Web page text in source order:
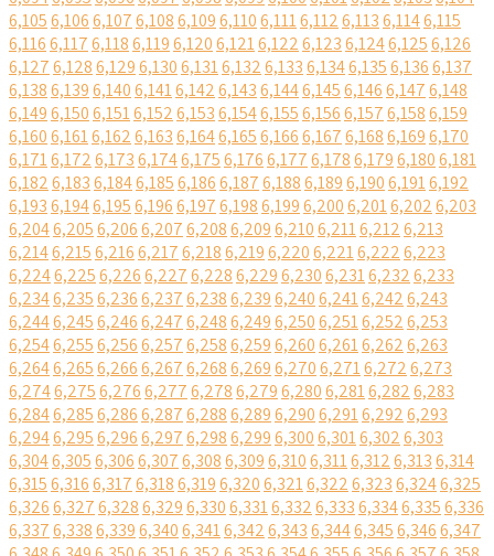
6,1056,1066,1076,1086,1096,1106,1116,1126,1136,1146,115
6,1166,1176,1186,1196,1206,1216,1226,1236,1246,1256,126
6,1276,1286,1296,1306,1316,1326,1336,1346,1356,1366,137
6,1386,1396,1406,1416,1426,1436,1446,1456,1466,1476,148
6,1496,1506,1516,1526,1536,1546,1556,1566,1576,1586,159
6,1606,1616,1626,1636,1646,1656,1666,1676,1686,1696,170
6,1716,1726,1736,1746,1756,1766,1776,1786,1796,1806,181
6,1826,1836,1846,1856,1866,1876,1886,1896,1906,1916,192
6,1936,1946,1956,1966,1976,1986,1996,2006,2016,2026,203
6,2046,2056,2066,2076,2086,2096,2106,2116,2126,213
6,2146,2156,2166,2176,2186,2196,2206,2216,2226,223
6,2246,2256,2266,2276,2286,2296,2306,2316,2326,233
6,2346,2356,2366,2376,2386,2396,2406,2416,2426,243
6,2446,2456,2466,2476,2486,2496,2506,2516,2526,253
6,2546,2556,2566,2576,2586,2596,2606,2616,2626,263
6,2646,2656,2666,2676,2686,2696,2706,2716,2726,273
6,2746,2756,2766,2776,2786,2796,2806,2816,2826,283
6,2846,2856,2866,2876,2886,2896,2906,2916,2926,293
6,2946,2956,2966,2976,2986,2996,3006,3016,3026,303
6,3046,3056,3066,3076,3086,3096,3106,3116,3126,3136,314
6,3156,3166,3176,3186,3196,3206,3216,3226,3236,3246,325
6,3266,3276,3286,3296,3306,3316,3326,3336,3346,3356,336
6,3376,3386,3396,3406,3416,3426,3436,3446,3456,3466,347